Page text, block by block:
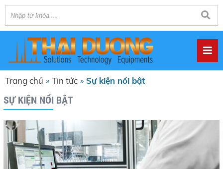
Trang chủ » Tin tức » Sự kiện nổi bật
SỰ KIỆN NỔI BẬT